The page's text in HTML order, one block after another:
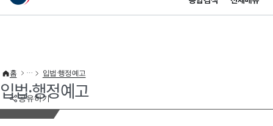
이 누리집은 대한민국 공식 전자정부 누리집입니다.
공유하기
홈 입법·행정예고
입법·행정예고